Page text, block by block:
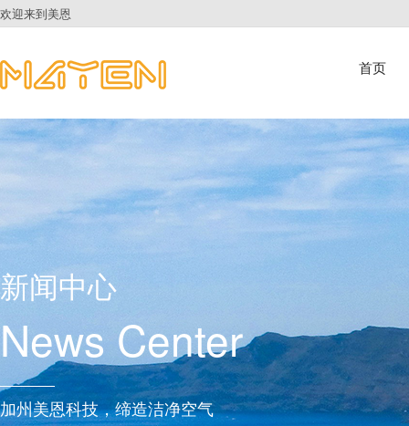
欢迎来到美恩
首页
新闻中心
News Center
加州美恩科技，缔造洁净空气